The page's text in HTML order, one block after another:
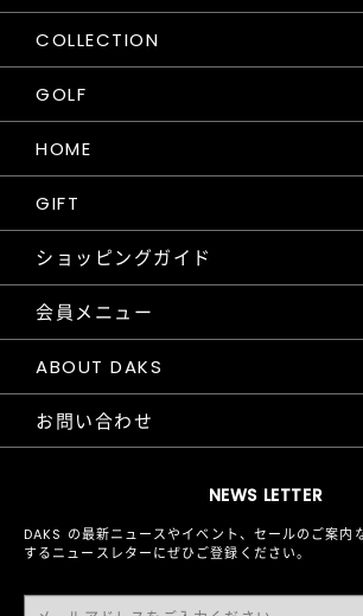
NEWS LETTER
DAKS の最新ニュースやイベント、セールのご案内
するニュースレターにぜひご登録ください。
COLLECTION
GOLF
HOME
GIFT
ショッピングガイド
会員メニュー
ABOUT DAKS
お問い合わせ